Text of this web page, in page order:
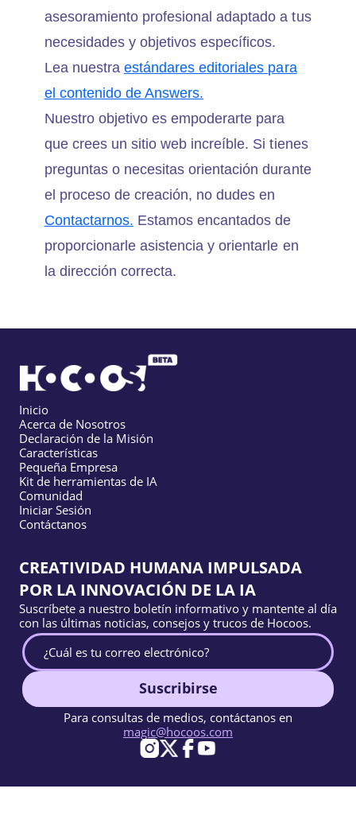
asesoramiento profesional adaptado a tus
necesidades y objetivos específicos.
Lea nuestra estándares editoriales para
el contenido de Answers.
Nuestro objetivo es empoderarte para
que crees un sitio web increíble. Si tienes
preguntas o necesitas orientación durante
el proceso de creación, no dudes en
Contactarnos. Estamos encantados de
proporcionarle asistencia y orientarle en
la dirección correcta.
Inicio
Acerca de Nosotros
Declaración de la Misión
Características
Pequeña Empresa
Kit de herramientas de IA
Comunidad
Iniciar Sesión
Contáctanos
CREATIVIDAD HUMANA IMPULSADA
POR LA INNOVACIÓN DE LA IA
Suscríbete a nuestro boletín informativo y mantente al día
con las últimas noticias, consejos y trucos de Hocoos.
Suscribirse
Para consultas de medios, contáctanos en
magic@hocoos.com